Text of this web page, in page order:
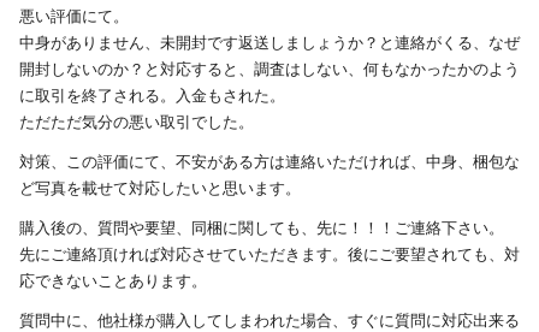
悪い評価にて。
中身がありません、未開封です返送しましょうか？と連絡がくる、なぜ
開封しないのか？と対応すると、調査はしない、何もなかったかのよう
に取引を終了される。入金もされた。
ただただ気分の悪い取引でした。
対策、この評価にて、不安がある方は連絡いただければ、中身、梱包な
ど写真を載せて対応したいと思います。
購入後の、質問や要望、同梱に関しても、先に！！！ご連絡下さい。
先にご連絡頂ければ対応させていただきます。後にご要望されても、対
応できないことあります。
質問中に、他社様が購入してしまわれた場合、すぐに質問に対応出来る